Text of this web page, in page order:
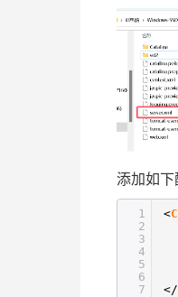
添加如下
1
2
3
4
5
6
7
<
</